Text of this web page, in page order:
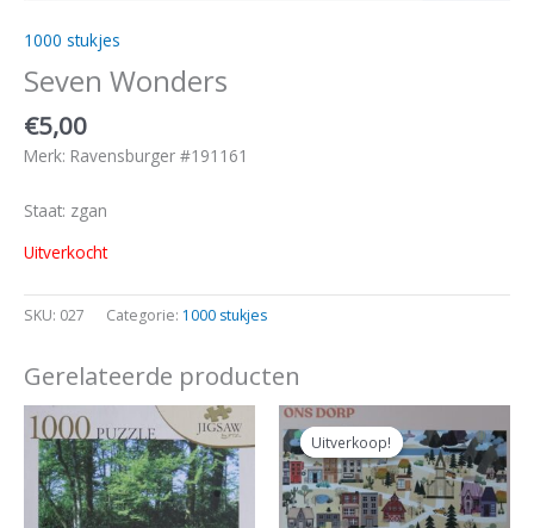
1000 stukjes
Seven Wonders
€5,00
Merk: Ravensburger #191161
Staat: zgan
Uitverkocht
SKU: 027 Categorie: 1000 stukjes
Gerelateerde producten
Uitverkoop!
Uitverkoop!
Oorspronkelijke
prijs
was:
€14,00.
prijs
is:
€12,50.